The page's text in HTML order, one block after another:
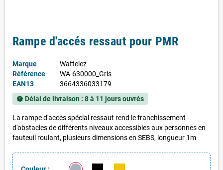
Rampe d'accés ressaut pour PMR
Marque
Wattelez
Référence
WA-630000_Gris
EAN13
3664336033179
new_releases Délai de livraison : 8 à 11 jours ouvrés
La rampe d'accès spécial ressaut rend le franchissement
d'obstacles de différents niveaux accessibles aux personnes en
fauteuil roulant, plusieurs dimensions en SEBS, longueur 1m